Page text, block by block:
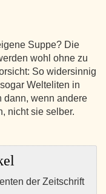
Suppe? Die
wohl ohne zu
So widersinnig
Welteliten in
dann, wenn andere
nicht sie selber.
der Zeitschrift